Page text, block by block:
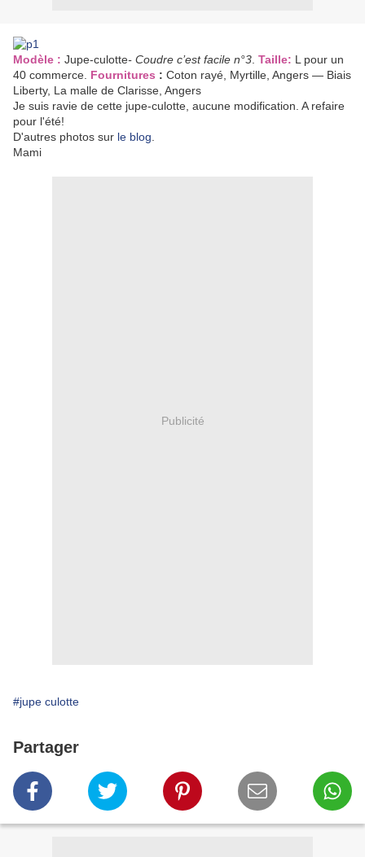
Modèle : Jupe-culotte- Coudre c’est facile n°3 Taille: L pour un
40 commerce. Fournitures : Coton rayé, Myrtille, Angers — Biais
Liberty, La malle de Clarisse, Angers
Je suis ravie de cette jupe-culotte, aucune modification. A refaire
pour l'été!
D'autres photos sur le blog
Mami
Publicité
#jupe culotte
Partager